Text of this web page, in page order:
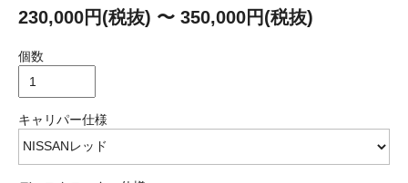
230,000円(税抜) 〜 350,000円(税抜)
個数
キャリパー仕様